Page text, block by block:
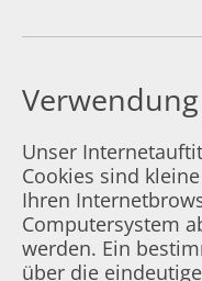
Unser
Cookies sind
Ihren
Computersystem
werden. Ein
über die